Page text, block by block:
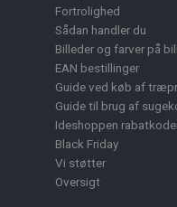
Fortrolighed
Sådan handler du
Billeder og farver på
EAN bestillinger
Guide ved køb af
Guide til brug af
Ideshoppen
Black Friday
Vi støtter
Oversigt